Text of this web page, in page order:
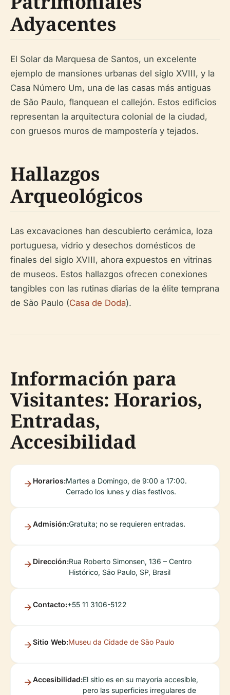
Adyacentes
El Solar da Marquesa de Santos, un excelente
ejemplo de mansiones urbanas del siglo XVIII, y la
Casa Número Um, una de las casas más antiguas
de São Paulo, flanquean el callejón. Estos edificios
representan la arquitectura colonial de la ciudad,
con gruesos muros de mampostería y tejados.
Hallazgos
Arqueológicos
Las excavaciones han descubierto cerámica, loza
portuguesa, vidrio y desechos domésticos de
finales del siglo XVIII, ahora expuestos en vitrinas
de museos. Estos hallazgos ofrecen conexiones
tangibles con las rutinas diarias de la élite temprana
de São Paulo (Casa de Doda).
Información para
Visitantes: Horarios,
Entradas,
Accesibilidad
Horarios:Martes a Domingo, de 9:00 a 17:00.
Cerrado los lunes y días festivos.
Admisión:Gratuita; no se requieren entradas.
Dirección:Rua Roberto Simonsen, 136 – Centro
Histórico, São Paulo, SP, Brasil
Contacto:+55 11 3106-5122
Sitio Web:Museu da Cidade de São Paulo
Accesibilidad:El sitio es en su mayoría accesible,
pero las superficies irregulares de